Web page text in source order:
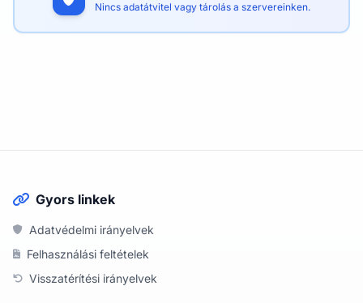
Nincs adatátvitel vagy tárolás a szervereinken.
Gyors linkek
Adatvédelmi irányelvek
Felhasználási feltételek
Visszatérítési irányelvek